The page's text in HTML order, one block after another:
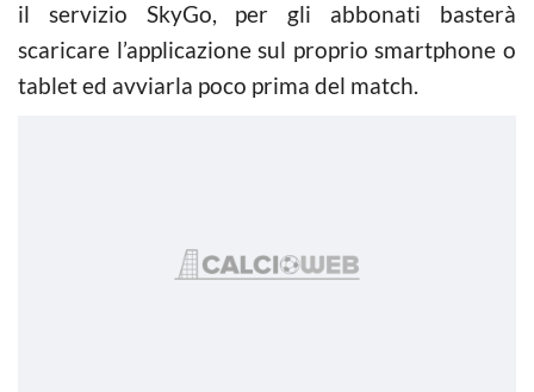
il servizio SkyGo, per gli abbonati basterà
scaricare l’applicazione sul proprio smartphone o
tablet ed avviarla poco prima del match.